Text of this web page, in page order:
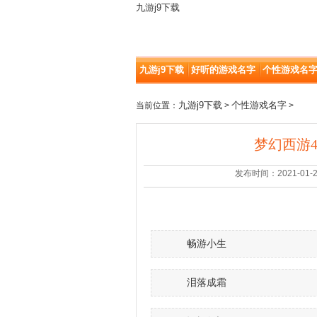
九游j9下载
九游j9下载 好听的游戏名字 个性游戏名字
当前位置： 九游j9下载 > 个性游戏名字 >
梦幻西游
发布时间：2021-01-
畅游小生
泪落成霜